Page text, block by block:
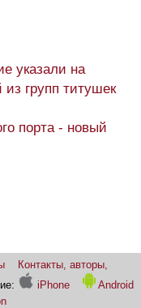
указали на
из групп титушек
порта - новый
Контакты, авторы,
iPhone
Android